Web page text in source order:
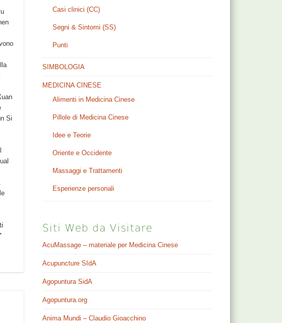
Si
Casi clinici (CC)
Segni & Sintomi (SS)
Punti
SIMBOLOGIA
MEDICINA CINESE
Alimenti in Medicina Cinese
Pillole di Medicina Cinese
Idee e Teorie
Oriente e Occidente
Massaggi e Trattamenti
Esperienze personali
Siti Web da Visitare
AcuMassage – materiale per Medicina Cinese
Acupuncture SIdA
Agopuntura SidA
Agopuntura.org
Anima Mundi – Claudio Gioacchino